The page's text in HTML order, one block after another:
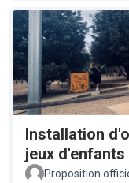
Installation
jeux
Proposition